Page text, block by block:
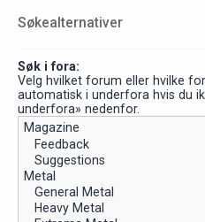
Søkealternativer
Søk i fora:
Velg hvilket forum eller hvilke
automatisk i underfora hvis du
underfora» nedenfor.